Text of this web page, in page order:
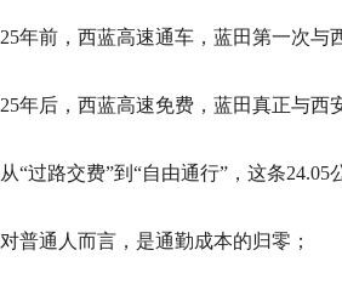
25年前，西蓝高速通车，蓝田第一次与
25年后，西蓝高速免费，蓝田真正与西
从“过路交费”到“自由通行”，这条
对普通人而言，是通勤成本的归零；